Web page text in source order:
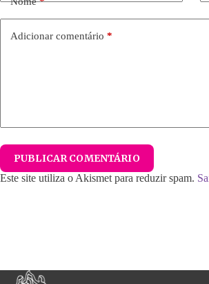
Adicionar comentário *
PUBLICAR COMENTÁRIO
Este site utiliza o Akismet para reduzir spam.